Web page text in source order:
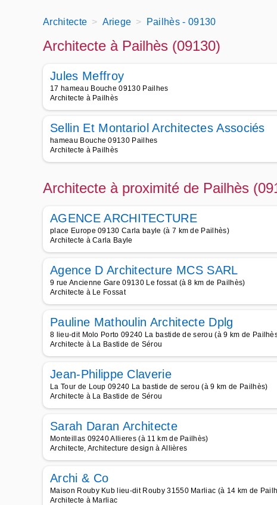
Architecte Ariege Pailhès - 09130
Architecte à Pailhès (09130)
Jules Meffroy
17 hameau Bouche 09130 Pailhes
Architecte à Pailhès
Sellin Et Montariol Architectes Associés
hameau Bouche 09130 Pailhes
Architecte à Pailhès
Architecte à proximité de Pailhès
AGENCE ARCHITECTURE
place Europe 09130 Carla bayle (à 7 km de Pailhès)
Architecte à Carla Bayle
Agence D Architecture MCS SARL
9 rue Ancienne Gare 09130 Le fossat (à 8 km de Pailhès)
Architecte à Le Fossat
Pauline Mathoulin Architecte Dplg
8 lieu-dit Molo Porto 09240 La bastide de serou (à 9 km de
Architecte à La Bastide de Sérou
Jean-Philippe Claverie
La Tour de Loup 09240 La bastide de serou (à 9 km de Pailhès)
Architecte à La Bastide de Sérou
Sarah Daran Architecte
Monteillas 09240 Allieres (à 11 km de Pailhès)
Architecte, Architecture design à Allières
Archi & Co
Maison Rouby Kub lieu-dit Rouby 31550 Marliac (à 14 km de
Architecte à Marliac